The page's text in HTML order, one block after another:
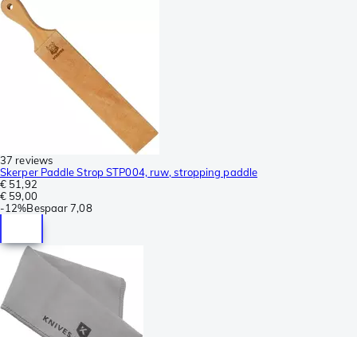
37 reviews
Skerper Paddle Strop STP004, ruw, stropping paddle
€ 51,92
€ 59,00
-12%Bespaar 7,08